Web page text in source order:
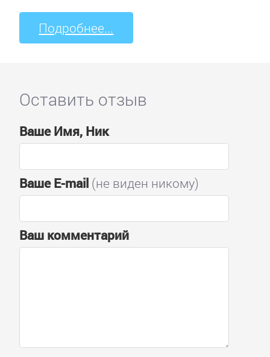
Подробнее...
Оставить отзыв
Ваше Имя, Ник
Ваше E-mail(не виден никому)
Ваш комментарий